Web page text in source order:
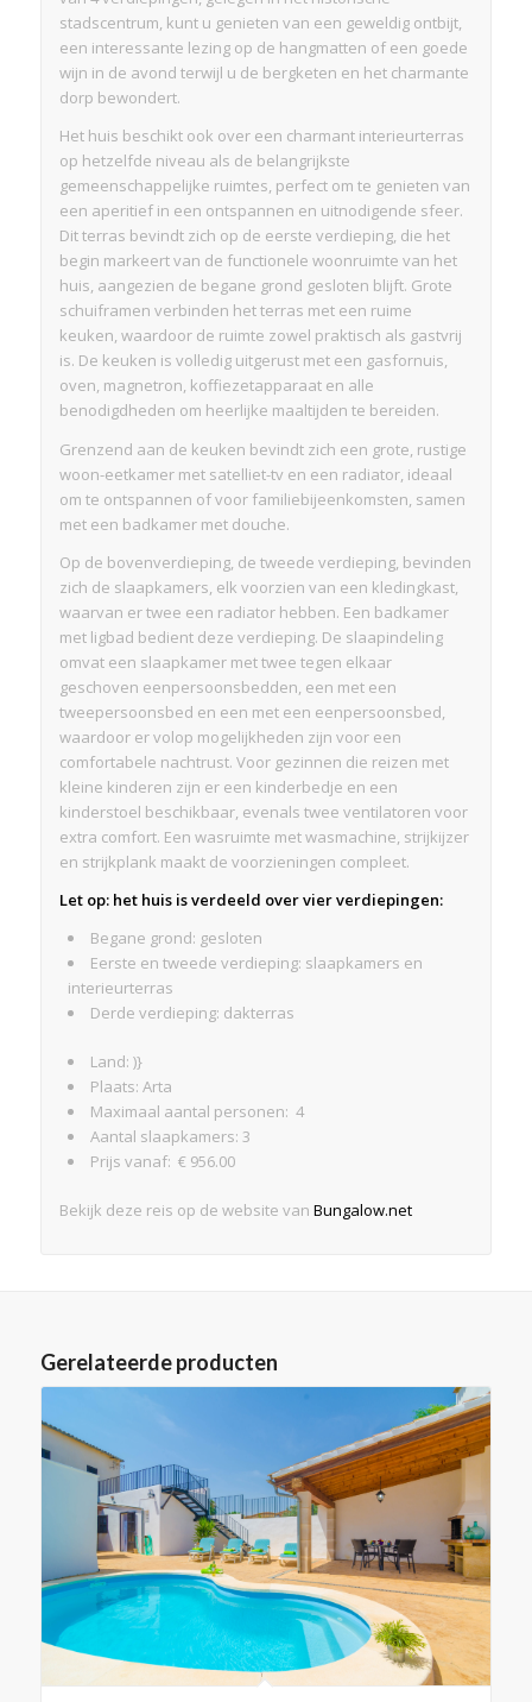
stadscentrum, kunt u genieten van een geweldig ontbijt,
een interessante lezing op de hangmatten of een goede
wijn in de avond terwijl u de bergketen en het charmante
dorp bewondert.
Het huis beschikt ook over een charmant interieurterras
op hetzelfde niveau als de belangrijkste
gemeenschappelijke ruimtes, perfect om te genieten van
een aperitief in een ontspannen en uitnodigende sfeer.
Dit terras bevindt zich op de eerste verdieping, die het
begin markeert van de functionele woonruimte van het
huis, aangezien de begane grond gesloten blijft. Grote
schuiframen verbinden het terras met een ruime
keuken, waardoor de ruimte zowel praktisch als gastvrij
is. De keuken is volledig uitgerust met een gasfornuis,
oven, magnetron, koffiezetapparaat en alle
benodigdheden om heerlijke maaltijden te bereiden.
Grenzend aan de keuken bevindt zich een grote, rustige
woon-eetkamer met satelliet-tv en een radiator, ideaal
om te ontspannen of voor familiebijeenkomsten, samen
met een badkamer met douche.
Op de bovenverdieping, de tweede verdieping, bevinden
zich de slaapkamers, elk voorzien van een kledingkast,
waarvan er twee een radiator hebben. Een badkamer
met ligbad bedient deze verdieping. De slaapindeling
omvat een slaapkamer met twee tegen elkaar
geschoven eenpersoonsbedden, een met een
tweepersoonsbed en een met een eenpersoonsbed,
waardoor er volop mogelijkheden zijn voor een
comfortabele nachtrust. Voor gezinnen die reizen met
kleine kinderen zijn er een kinderbedje en een
kinderstoel beschikbaar, evenals twee ventilatoren voor
extra comfort. Een wasruimte met wasmachine, strijkijzer
en strijkplank maakt de voorzieningen compleet.
Let op: het huis is verdeeld over vier verdiepingen:
Begane grond: gesloten
Eerste en tweede verdieping: slaapkamers en
interieurterras
Derde verdieping: dakterras
Land: )}
Plaats: Arta
Maximaal aantal personen: 4
Aantal slaapkamers: 3
Prijs vanaf: € 956.00
Bekijk deze reis op de website van Bungalow.net
Gerelateerde producten